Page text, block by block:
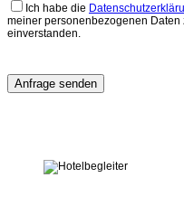
Ich habe die
meiner personenbezogenen Daten
einverstanden.